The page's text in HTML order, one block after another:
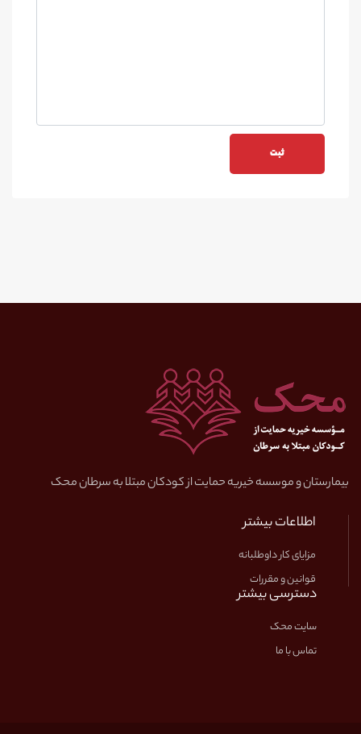
بیمارستان و موسسه خیریه حمایت از کودکان مبتلا به سرطان محک
اطلاعات بیشتر
مزایای کار داوطلبانه
قوانین و مقررات
دسترسی بیشتر
سایت محک
تماس با ما